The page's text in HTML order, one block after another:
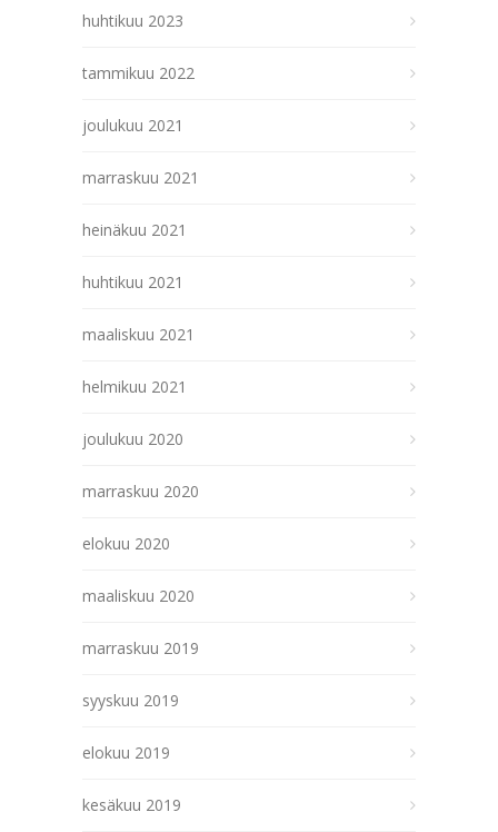
huhtikuu 2023
tammikuu 2022
joulukuu 2021
marraskuu 2021
heinäkuu 2021
huhtikuu 2021
maaliskuu 2021
helmikuu 2021
joulukuu 2020
marraskuu 2020
elokuu 2020
maaliskuu 2020
marraskuu 2019
syyskuu 2019
elokuu 2019
kesäkuu 2019